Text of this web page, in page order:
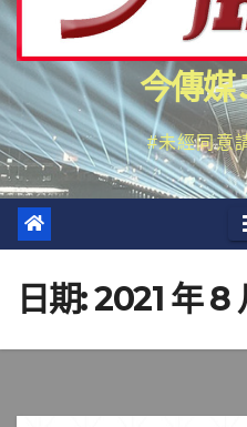
今傳媒
#未經同意
日期:2021 年 8